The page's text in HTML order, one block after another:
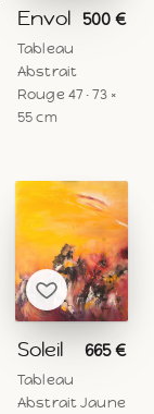
Envol 500 €
Tableau
Abstrait
Rouge 47 · 73 ×
55 cm
Soleil 665 €
Tableau
Abstrait Jaune